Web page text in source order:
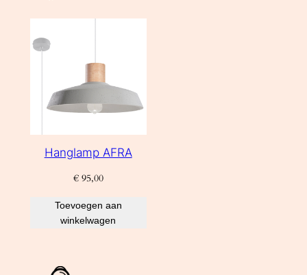
Hanglamp AFRA
€95,00
Toevoegen aan
winkelwagen